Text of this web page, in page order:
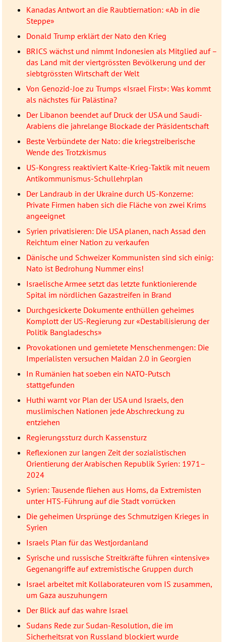
Kanadas Antwort an die Raubtiernation: «Ab in die
Steppe»
Donald Trump erklärt der Nato den Krieg
BRICS wächst und nimmt Indonesien als Mitglied auf –
das Land mit der viertgrössten Bevölkerung und der
siebtgrössten Wirtschaft der Welt
Von Genozid-Joe zu Trumps «Israel First»: Was kommt
als nächstes für Palästina?
Der Libanon beendet auf Druck der USA und Saudi-
Arabiens die jahrelange Blockade der Präsidentschaft
Beste Verbündete der Nato: die kriegstreiberische
Wende des Trotzkismus
US-Kongress reaktiviert Kalte-Krieg-Taktik mit neuem
Antikommunismus-Schullehrplan
Der Landraub in der Ukraine durch US-Konzerne:
Private Firmen haben sich die Fläche von zwei Krims
angeeignet
Syrien privatisieren: Die USA planen, nach Assad den
Reichtum einer Nation zu verkaufen
Dänische und Schweizer Kommunisten sind sich einig:
Nato ist Bedrohung Nummer eins!
Israelische Armee setzt das letzte funktionierende
Spital im nördlichen Gazastreifen in Brand
Durchgesickerte Dokumente enthüllen geheimes
Komplott der US-Regierung zur «Destabilisierung der
Politik Bangladeschs»
Provokationen und gemietete Menschenmengen: Die
Imperialisten versuchen Maidan 2.0 in Georgien
In Rumänien hat soeben ein NATO-Putsch
stattgefunden
Huthi warnt vor Plan der USA und Israels, den
muslimischen Nationen jede Abschreckung zu
entziehen
Regierungssturz durch Kassensturz
Reflexionen zur langen Zeit der sozialistischen
Orientierung der Arabischen Republik Syrien: 1971–
2024
Syrien: Tausende fliehen aus Homs, da Extremisten
unter HTS-Führung auf die Stadt vorrücken
Die geheimen Ursprünge des Schmutzigen Krieges in
Syrien
Israels Plan für das Westjordanland
Syrische und russische Streitkräfte führen «intensive»
Gegenangriffe auf extremistische Gruppen durch
Israel arbeitet mit Kollaborateuren vom IS zusammen,
um Gaza auszuhungern
Der Blick auf das wahre Israel
Sudans Rede zur Sudan-Resolution, die im
Sicherheitsrat von Russland blockiert wurde